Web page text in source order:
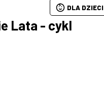
Lata - cykl
DLA DZIECI